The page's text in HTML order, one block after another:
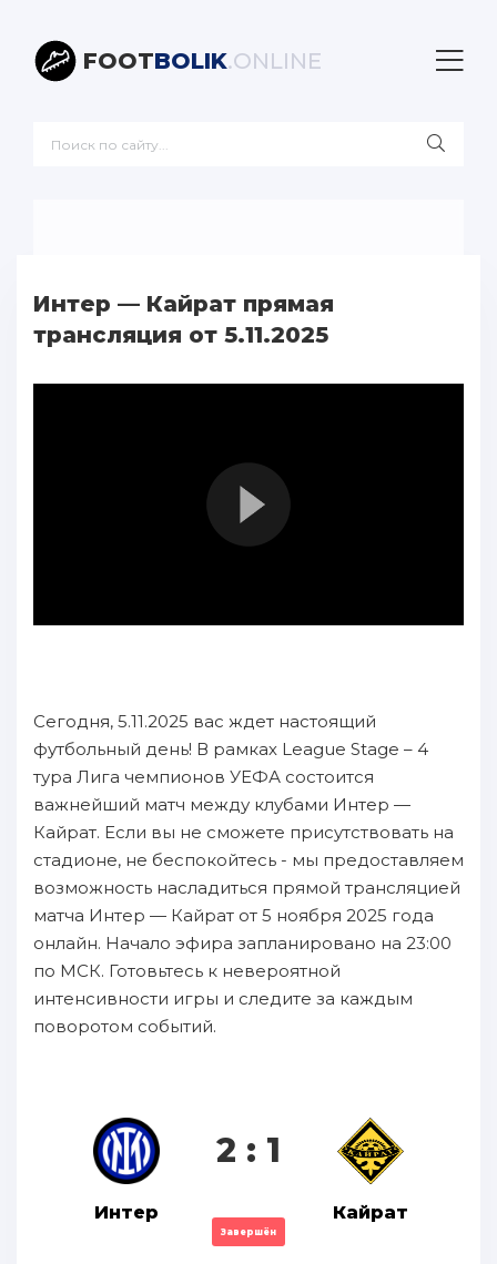
FOOTBOLIK.ONLINE
Интер — Кайрат прямая
трансляция от 5.11.2025
Сегодня, 5.11.2025 вас ждет настоящий
футбольный день! В рамках League Stage – 4
тура Лига чемпионов УЕФА состоится
важнейший матч между клубами Интер —
Кайрат. Если вы не сможете присутствовать на
стадионе, не беспокойтесь - мы предоставляем
возможность насладиться прямой трансляцией
матча Интер — Кайрат от 5 ноября 2025 года
онлайн. Начало эфира запланировано на 23:00
по МСК. Готовьтесь к невероятной
интенсивности игры и следите за каждым
поворотом событий.
Интер
2 : 1
Завершён
Кайрат